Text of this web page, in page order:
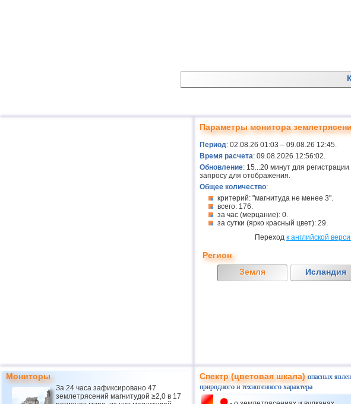
Параметры монитора
Период: 02.08.26 01:03 – 09.08.26 12:45.
Время расчета: 09.08.2026 12:56:02.
Обновление: 15...20 минут для
запросу для отображения.
Общее количество:
критерий: "магнитуда не менее 3".
всего: 176.
за час (мерцание): 0.
за сутки (ярко красный цвет): 29.
Переход к английской
Регион
Земля
Исландия
Мониторы
За 24 часа зафиксировано 47
землетрясений магнитудой ≥2,0 в 17
Спектр (цветовая шкала)опасных
природного и техногенного характера